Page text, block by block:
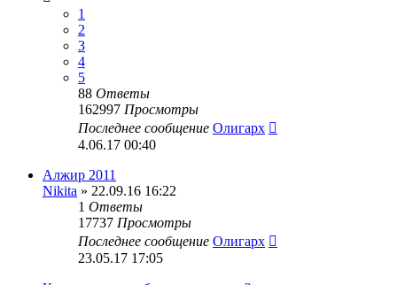
1
2
3
4
5
88 Ответы
162997 Просмотры
Последнее сообщение Олигарх
4.06.17 00:40
Алжир 2011
Nikita » 22.09.16 16:22
1 Ответы
17737 Просмотры
Последнее сообщение Олигарх
23.05.17 17:05